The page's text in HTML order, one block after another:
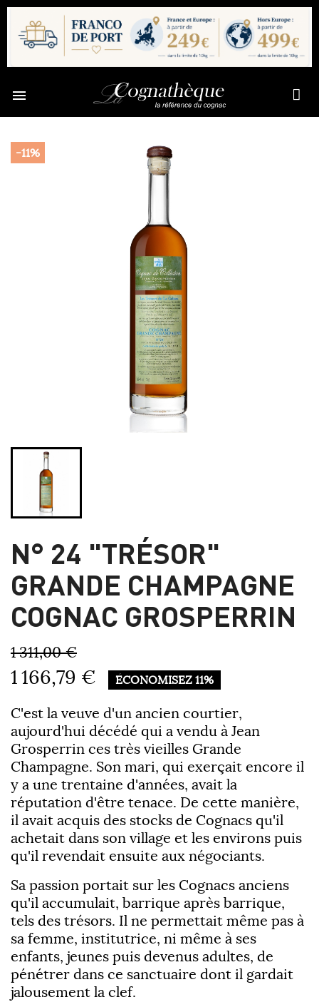

-11%
N° 24 "TRÉSOR"
GRANDE CHAMPAGNE
COGNAC GROSPERRIN
1 311,00 €
1 166,79 € ÉCONOMISEZ 11%
C'est la veuve d'un ancien courtier,
aujourd'hui décédé qui a vendu à Jean
Grosperrin ces très vieilles Grande
Champagne. Son mari, qui exerçait encore il
y a une trentaine d'années, avait la
réputation d'être tenace. De cette manière,
il avait acquis des stocks de Cognacs qu'il
achetait dans son village et les environs puis
qu'il revendait ensuite aux négociants.
Sa passion portait sur les Cognacs anciens
qu'il accumulait, barrique après barrique,
tels des trésors. Il ne permettait même pas à
sa femme, institutrice, ni même à ses
enfants, jeunes puis devenus adultes, de
pénétrer dans ce sanctuaire dont il gardait
jalousement la clef.